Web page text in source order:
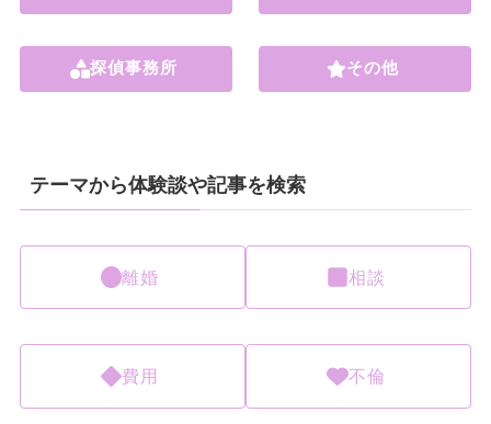
探偵事務所 その他
テーマから体験談や記事を検索
離婚 相談
費用 不倫